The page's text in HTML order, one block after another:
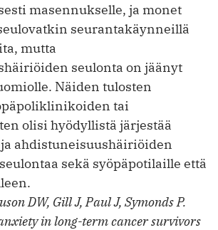
masennukselle, ja monet
seurantakäynneillä
mutta
seulonta on jäänyt
Näiden tulosten
tai
olisi hyödyllistä järjestää
ahdistuneisuushäiriöiden
sekä syöpäpotilaille että
DW, Gill J, Paul J, Symonds P.
in long-term cancer survivors